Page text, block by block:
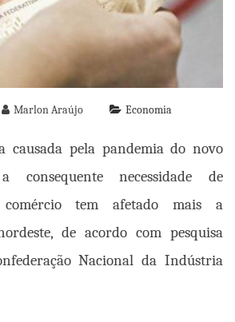
Marlon Araújo Economia
causada pela pandemia do novo
consequente necessidade de
tem afetado mais a
de acordo com pesquisa
Nacional da Indústria